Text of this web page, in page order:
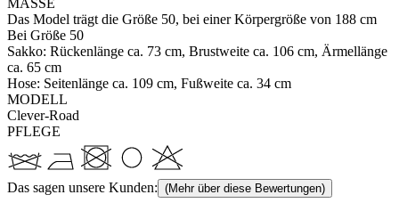
MASSE
Das Model trägt die Größe 50, bei einer Körpergröße von 188 cm
Bei Größe 50
Sakko: Rückenlänge ca. 73 cm, Brustweite ca. 106 cm, Ärmellänge
ca. 65 cm
Hose: Seitenlänge ca. 109 cm, Fußweite ca. 34 cm
MODELL
Clever-Road
PFLEGE
Das sagen unsere Kunden: (Mehr über diese Bewertungen)